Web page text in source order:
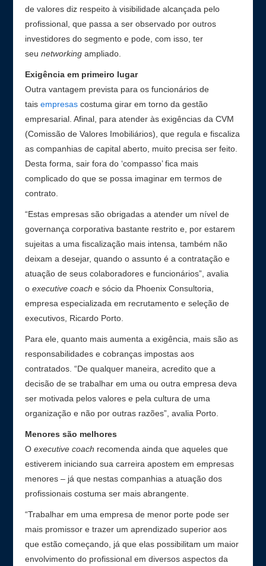
de valores diz respeito à visibilidade alcançada pelo
profissional, que passa a ser observado por outros
investidores do segmento e pode, com isso, ter
seunetworking ampliado.
Exigência em primeiro lugar
Outra vantagem prevista para os funcionários de
taisempresas costuma girar em torno da gestão
empresarial. Afinal, para atender às exigências da CVM
(Comissão de Valores Imobiliários), que regula e fiscaliza
as companhias de capital aberto, muito precisa ser feito.
Desta forma, sair fora do ‘compasso’ fica mais
complicado do que se possa imaginar em termos de
contrato.
“Estas empresas são obrigadas a atender um nível de
governança corporativa bastante restrito e, por estarem
sujeitas a uma fiscalização mais intensa, também não
deixam a desejar, quando o assunto é a contratação e
atuação de seus colaboradores e funcionários”, avalia
oexecutive coach e sócio da Phoenix Consultoria,
empresa especializada em recrutamento e seleção de
executivos, Ricardo Porto.
Para ele, quanto mais aumenta a exigência, mais são as
responsabilidades e cobranças impostas aos
contratados. “De qualquer maneira, acredito que a
decisão de se trabalhar em uma ou outra empresa deva
ser motivada pelos valores e pela cultura de uma
organização e não por outras razões”, avalia Porto.
Menores são melhores
Oexecutive coach recomenda ainda que aqueles que
estiverem iniciando sua carreira apostem em empresas
menores – já que nestas companhias a atuação dos
profissionais costuma ser mais abrangente.
“Trabalhar em uma empresa de menor porte pode ser
mais promissor e trazer um aprendizado superior aos
que estão começando, já que elas possibilitam um maior
envolvimento do profissional em diversos aspectos da